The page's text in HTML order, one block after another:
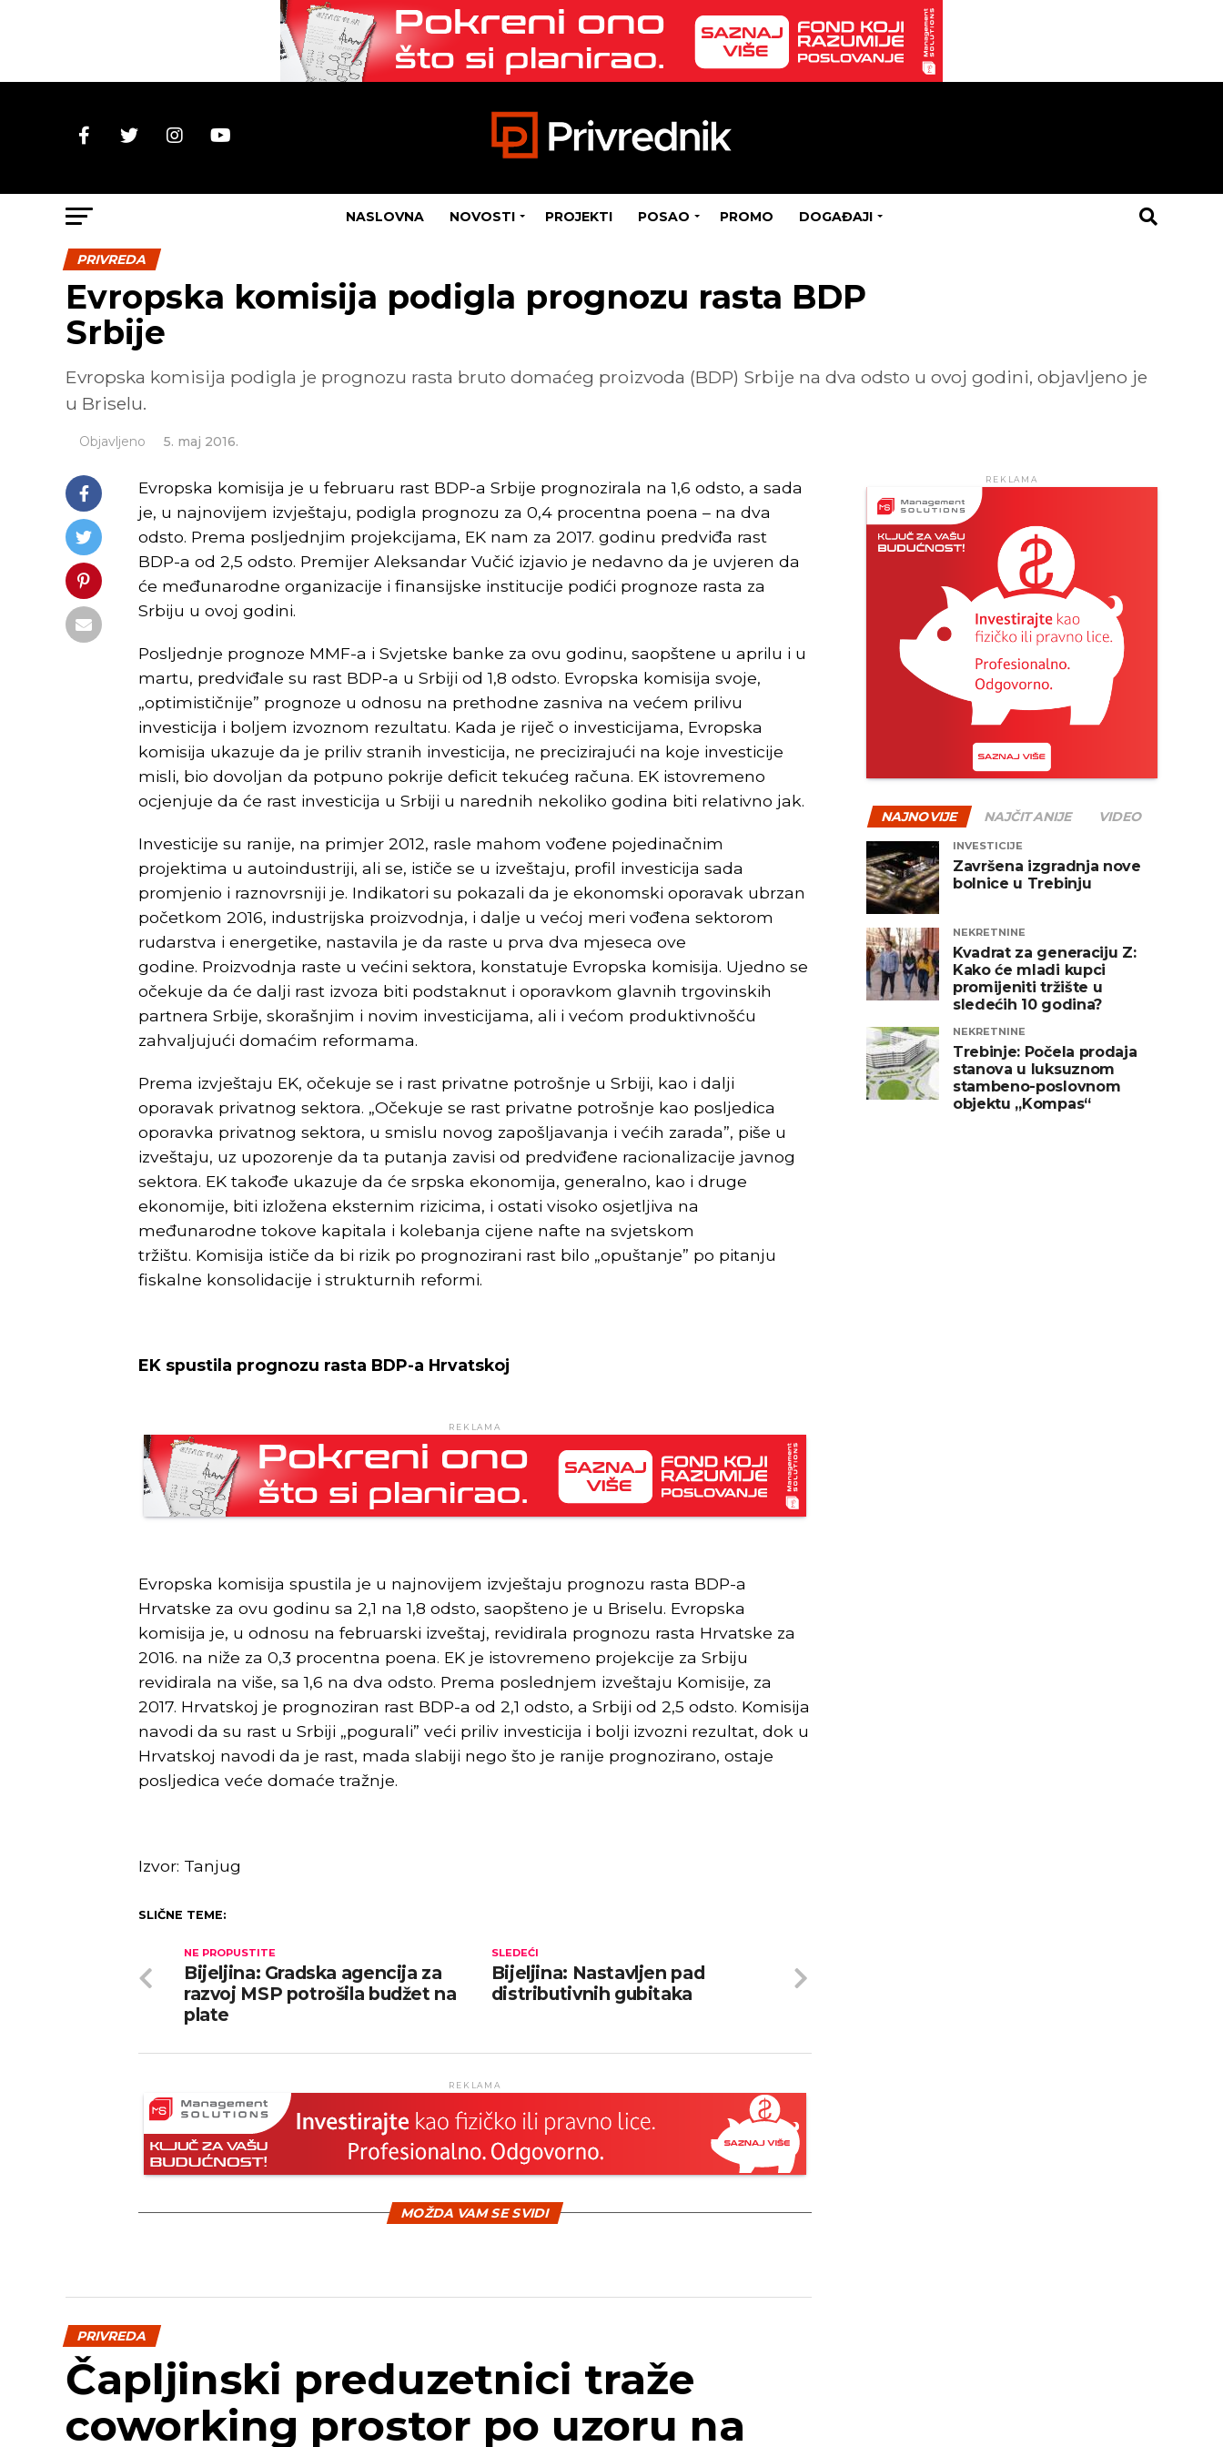
NASLOVNA NOVOSTI PROJEKTI POSAO PROMO DOGAĐAJI
PRIVREDA
Evropska komisija podigla prognozu rasta BDP
Srbije
Evropska komisija podigla je prognozu rasta bruto domaćeg proizvoda (BDP) Srbije na dva odsto u ovoj godini, objavljeno je
u Briselu.
Objavljeno 5. maj 2016.
Evropska komisija je u februaru rast BDP-a Srbije prognozirala na 1,6 odsto, a sada
je, u najnovijem izvještaju, podigla prognozu za 0,4 procentna poena – na dva
odsto. Prema posljednjim projekcijama, EK nam za 2017. godinu predviđa rast
BDP-a od 2,5 odsto. Premijer Aleksandar Vučić izjavio je nedavno da je uvjeren da
će međunarodne organizacije i finansijske institucije podići prognoze rasta za
Srbiju u ovoj godini.
Posljednje prognoze MMF-a i Svjetske banke za ovu godinu, saopštene u aprilu i u
martu, predviđale su rast BDP-a u Srbiji od 1,8 odsto. Evropska komisija svoje,
„optimističnije” prognoze u odnosu na prethodne zasniva na većem prilivu
investicija i boljem izvoznom rezultatu. Kada je riječ o investicijama, Evropska
komisija ukazuje da je priliv stranih investicija, ne precizirajući na koje investicije
misli, bio dovoljan da potpuno pokrije deficit tekućeg računa. EK istovremeno
ocjenjuje da će rast investicija u Srbiji u narednih nekoliko godina biti relativno jak.
Investicije su ranije, na primjer 2012, rasle mahom vođene pojedinačnim
projektima u autoindustriji, ali se, ističe se u izveštaju, profil investicija sada
promjenio i raznovrsniji je. Indikatori su pokazali da je ekonomski oporavak ubrzan
početkom 2016, industrijska proizvodnja, i dalje u većoj meri vođena sektorom
rudarstva i energetike, nastavila je da raste u prva dva mjeseca ove
godine. Proizvodnja raste u većini sektora, konstatuje Evropska komisija. Ujedno se
očekuje da će dalji rast izvoza biti podstaknut i oporavkom glavnih trgovinskih
partnera Srbije, skorašnjim i novim investicijama, ali i većom produktivnošću
zahvaljujući domaćim reformama.
Prema izvještaju EK, očekuje se i rast privatne potrošnje u Srbiji, kao i dalji
oporavak privatnog sektora. „Očekuje se rast privatne potrošnje kao posljedica
oporavka privatnog sektora, u smislu novog zapošljavanja i većih zarada”, piše u
izveštaju, uz upozorenje da ta putanja zavisi od predviđene racionalizacije javnog
sektora. EK takođe ukazuje da će srpska ekonomija, generalno, kao i druge
ekonomije, biti izložena eksternim rizicima, i ostati visoko osjetljiva na
međunarodne tokove kapitala i kolebanja cijene nafte na svjetskom
tržištu. Komisija ističe da bi rizik po prognozirani rast bilo „opuštanje” po pitanju
fiskalne konsolidacije i strukturnih reformi.
EK spustila prognozu rasta BDP-a Hrvatskoj
REKLAMA
Evropska komisija spustila je u najnovijem izvještaju prognozu rasta BDP-a
Hrvatske za ovu godinu sa 2,1 na 1,8 odsto, saopšteno je u Briselu. Evropska
komisija je, u odnosu na februarski izveštaj, revidirala prognozu rasta Hrvatske za
2016. na niže za 0,3 procentna poena. EK je istovremeno projekcije za Srbiju
revidirala na više, sa 1,6 na dva odsto. Prema poslednjem izveštaju Komisije, za
2017. Hrvatskoj je prognoziran rast BDP-a od 2,1 odsto, a Srbiji od 2,5 odsto. Komisija
navodi da su rast u Srbiji „pogurali” veći priliv investicija i bolji izvozni rezultat, dok u
Hrvatskoj navodi da je rast, mada slabiji nego što je ranije prognozirano, ostaje
posljedica veće domaće tražnje.
Izvor: Tanjug
SLIČNE TEME:
SLEDEĆI
Bijeljina: Nastavljen pad
distributivnih gubitaka
NE PROPUSTITE
Bijeljina: Gradska agencija za
razvoj MSP potrošila budžet na
plate
REKLAMA
MOŽDA VAM SE SVIDI
PRIVREDA
Čapljinski preduzetnici traže
coworking prostor po uzoru na
REKLAMA
NAJNOVIJE NAJČITANIJE VIDEO
INVESTICIJE
Završena izgradnja nove
bolnice u Trebinju
NEKRETNINE
Kvadrat za generaciju Z:
Kako će mladi kupci
promijeniti tržište u
sledećih 10 godina?
NEKRETNINE
Trebinje: Počela prodaja
stanova u luksuznom
stambeno-poslovnom
objektu „Kompas“